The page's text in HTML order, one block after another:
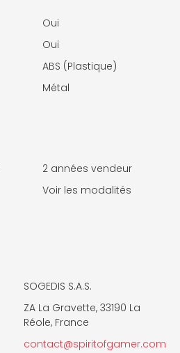
Oui
Oui
ABS (Plastique)
Métal
2 années vendeur
Voir les modalités
SOGEDIS S.A.S.
ZA La Gravette, 33190 La
Réole, France
contact@spiritofgamer.com